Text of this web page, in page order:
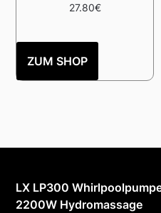
27.80€
ZUM SHOP
LX LP300
2200W Hydromassage